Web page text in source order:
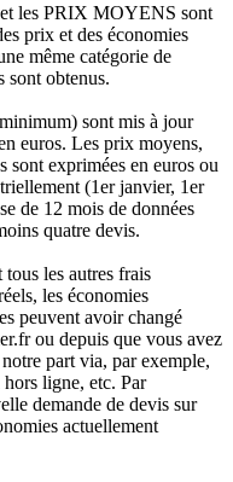
les PRIX MOYENS sont
prix et des économies
même catégorie de
sont obtenus.
sont mis à jour
euros. Les prix moyens,
exprimées en euros ou
(1er janvier, 1er
de 12 mois de données
quatre devis.
les autres frais
les économies
peuvent avoir changé
ou depuis que vous avez
part via, par exemple,
ligne, etc. Par
demande de devis sur
actuellement